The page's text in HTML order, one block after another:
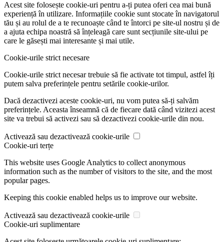
Acest site folosește cookie-uri pentru a-ți putea oferi cea mai bună
experiență în utilizare. Informațiile cookie sunt stocate în navigatorul
tău și au rolul de a te recunoaște când te întorci pe site-ul nostru și de
a ajuta echipa noastră să înțeleagă care sunt secțiunile site-ului pe
care le găsești mai interesante și mai utile.
Cookie-urile strict necesare
Cookie-urile strict necesar trebuie să fie activate tot timpul, astfel îți
putem salva preferințele pentru setările cookie-urilor.
Dacă dezactivezi aceste cookie-uri, nu vom putea să-ți salvăm
preferințele. Aceasta înseamnă că de fiecare dată când vizitezi acest
site va trebui să activezi sau să dezactivezi cookie-urile din nou.
Activează sau dezactivează cookie-urile
Cookie-uri terțe
This website uses Google Analytics to collect anonymous
information such as the number of visitors to the site, and the most
popular pages.
Keeping this cookie enabled helps us to improve our website.
Activează sau dezactivează cookie-urile
Cookie-uri suplimentare